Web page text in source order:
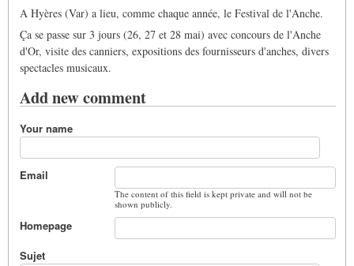
A Hyères (Var) a lieu, comme chaque année, le Festival de l'Anche.
Ça se passe sur 3 jours (26, 27 et 28 mai) avec concours de l'Anche
d'Or, visite des canniers, expositions des fournisseurs d'anches, divers
spectacles musicaux.
Add new comment
Your name
Email
The content of this field is kept private and will not be
shown publicly.
Homepage
Sujet